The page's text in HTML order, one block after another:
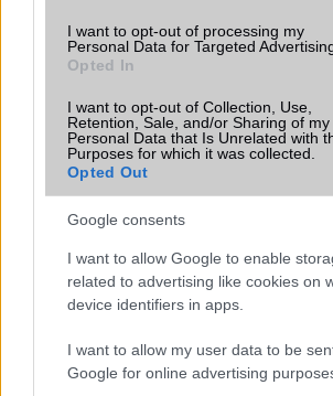
I want to opt-out of processing my
Personal Data for Targeted
Opted In
I want to opt-out of Collection, Use,
Retention, Sale, and/or Sharing of my
Personal Data that Is Unrelated with
Purposes for which it was collected.
Opted Out
Google consents
I want to allow Google to enable
related to advertising like cookies on
device identifiers in apps.
I want to allow my user data to be
Google for online advertising
HÍRLEVÉL
Feliratkozás a Telefonguru ingyenes
Elfogadom azAdatvédelmi és Adatkezelési